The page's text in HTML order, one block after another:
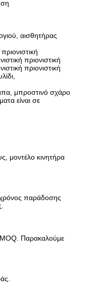
αισθητήρας
πριονιστική
πριονιστική
μπροστινό σχάρο
είναι σε
μοντέλο κινητήρα
παράδοσης
Παρακαλούμε